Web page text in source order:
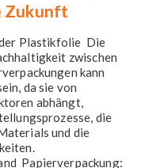
Zukunft
Plastikfolie Die
zwischen
kann
da sie von
abhängt,
die
und die
Papierverpackung: